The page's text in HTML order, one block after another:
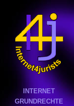
INTERNET
GRUNDRECHTE